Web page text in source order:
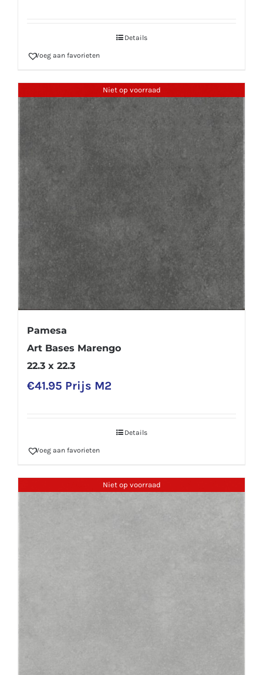
Details
Voeg aan favorieten
Niet op voorraad
Pamesa
Art Bases Marengo
22.3 x 22.3
€41.95 Prijs M2
Details
Voeg aan favorieten
Niet op voorraad